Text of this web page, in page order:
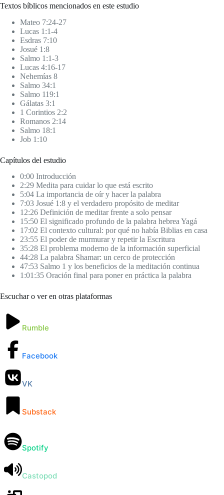
Textos bíblicos mencionados en este estudio
Mateo 7:24-27
Lucas 1:1-4
Esdras 7:10
Josué 1:8
Salmo 1:1-3
Lucas 4:16-17
Nehemías 8
Salmo 34:1
Salmo 119:1
Gálatas 3:1
1 Corintios 2:2
Romanos 2:14
Salmo 18:1
Job 1:10
Capítulos del estudio
0:00 Introducción
2:29 Medita para cuidar lo que está escrito
5:04 La importancia de oír y hacer la palabra
7:03 Josué 1:8 y el verdadero propósito de meditar
12:26 Definición de meditar frente a solo pensar
15:50 El significado profundo de la palabra hebrea Yagá
17:02 El contexto cultural: por qué no había Biblias en casa
23:55 El poder de murmurar y repetir la Escritura
35:28 El problema moderno de la información superficial
44:28 La palabra Shamar: un cerco de protección
47:53 Salmo 1 y los beneficios de la meditación continua
1:01:35 Oración final para poner en práctica la palabra
Escuchar o ver en otras plataformas
Rumble
Facebook
VK
Substack
Spotify
Castopod